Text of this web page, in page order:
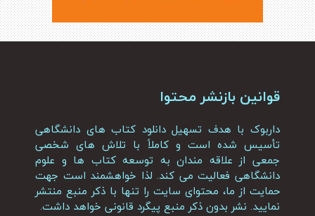
قوانین بازنشر محتوا
داربوک با هدف تسهیل دانلود کتاب های دانشگاهی
تأسیس شده است و کاملاً با تلاش های شخصی
جمعی از علاقه مندان به توسعه کتاب ها و علوم
دانشگاهی فعالیت می کند. لذا خواهشمند است جهت
حمایت از ما، محتوای سایت را تنها با ذکر منبع منتشر
نمایید. نشر بدون ذکر منبع پیگرد قانونی خواهد داشت.